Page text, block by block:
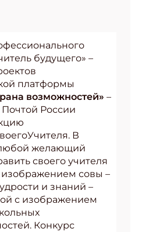
будущего» –
платформы
возможностей» –
России
В
желающий
своего учителя
изображением совы –
и знаний –
с изображением
Конкурс